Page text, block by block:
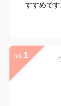
すすめです
no. 1